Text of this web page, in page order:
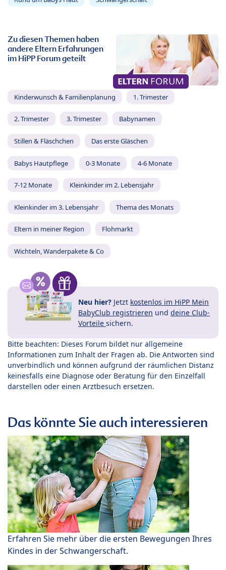
Zu diesen Themen haben
andere Eltern Erfahrungen
im HiPP Forum geteilt
Kinderwunsch & Familienplanung 1. Trimester
2. Trimester 3. Trimester Babynamen
Stillen & Fläschchen Das erste Gläschen
Babys Hautpflege 0-3 Monate 4-6 Monate
7-12 Monate Kleinkinder im 2. Lebensjahr
Kleinkinder im 3. Lebensjahr Thema des Monats
Eltern in meiner Region Flohmarkt
Wichteln, Wanderpakete & Co
Neu hier? Jetzt kostenlos im HiPP Mein
BabyClub registrieren und deine Club-
Vorteile sichern.
Bitte beachten: Dieses Forum bildet nur allgemeine
Informationen zum Inhalt der Fragen ab. Die Antworten sind
unverbindlich und können aufgrund der räumlichen Distanz
keinesfalls eine Diagnose oder Beratung für den Einzelfall
darstellen oder einen Arztbesuch ersetzen.
Das könnte Sie auch interessieren
Erfahren Sie mehr über die ersten Bewegungen Ihres
Kindes in der Schwangerschaft.